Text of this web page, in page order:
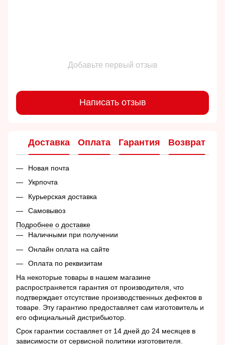
Добавьте первый отзыв
Написать отзыв
Доставка Оплата Гарантия Возврат
Новая почта
Укрпочта
Курьерская доставка
Самовывоз
Подробнее о доставке
Наличными при получении
Онлайн оплата на сайте
Оплата по реквизитам
На некоторые товары в нашем магазине
распространяется гарантия от производителя, что
подтверждает отсутствие производственных дефектов в
товаре. Эту гарантию предоставляет сам изготовитель и
его официальный дистрибьютор.
Срок гарантии составляет от 14 дней до 24 месяцев в
зависимости от сервисной политики изготовителя.